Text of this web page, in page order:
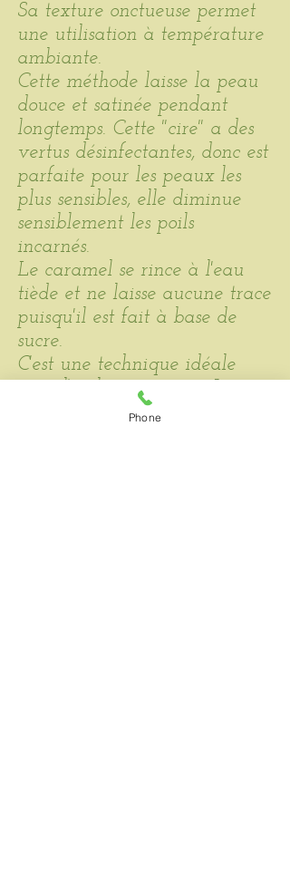
Sa texture onctueuse permet
une utilisation à température
ambiante.
Cette méthode laisse la peau
douce et satinée pendant
longtemps. Cette "cire" a des
vertus désinfectantes, donc est
parfaite pour les peaux les
plus sensibles, elle diminue
sensiblement les poils
incarnés.
Le caramel se rince à l'eau
tiède et ne laisse aucune trace
puisqu'il est fait à base de
sucre.
C'est une technique idéale
pour l'épilation intime. Je
l'utilise aussi bien pour les
Phone